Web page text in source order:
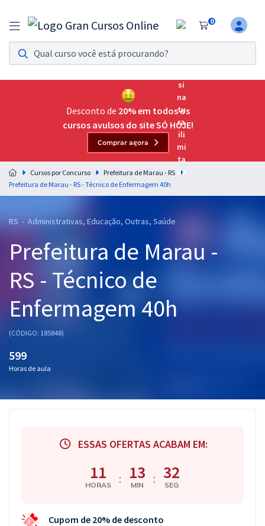
0
Assinatura Ilimitada 11
Acesso a todos os cursos. Teste grátis por 7 dias!
Assinatura OAB Até Passar
Acesso ilimitado a toda preparação para o Exame da
Residências Multiprofissionais
Preparação completa e intensiva para as principais
residências em saúde do Brasil
Cursos 20% OFF
Pós
Graduação
OAB
Mentorias
Desconto de 20% em todos os
cursos avulsos do site SÓ HOJE!
Comprar agora
Cursos por Concurso
Prefeitura de Marau - RS
Prefeitura de Marau - RS - Técnico de Enfermagem 40h
RS - Administrativas, Educação, Outras, Saúde
Prefeitura de Marau -
RS - Técnico de
Enfermagem 40h
(CÓDIGO: 185848)
599
Horas de aula
ESSAS OFERTAS ACABAM EM:
11
HORAS : 13
MIN : 31
SEG
Cupom de 20% de desconto